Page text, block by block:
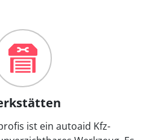
ist ein autoaid Kfz-